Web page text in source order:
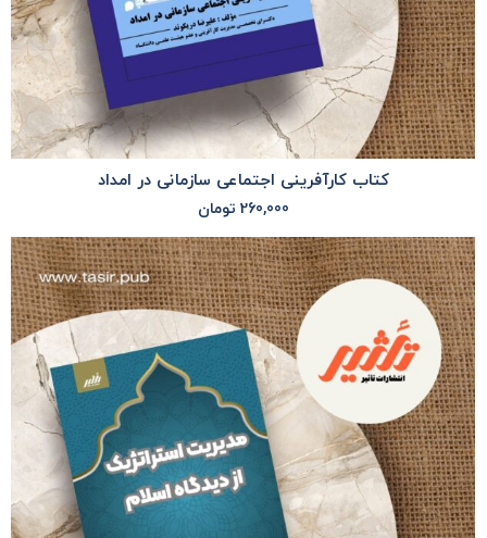
کتاب کارآفرینی اجتماعی سازمانی در امداد
260,000 تومان